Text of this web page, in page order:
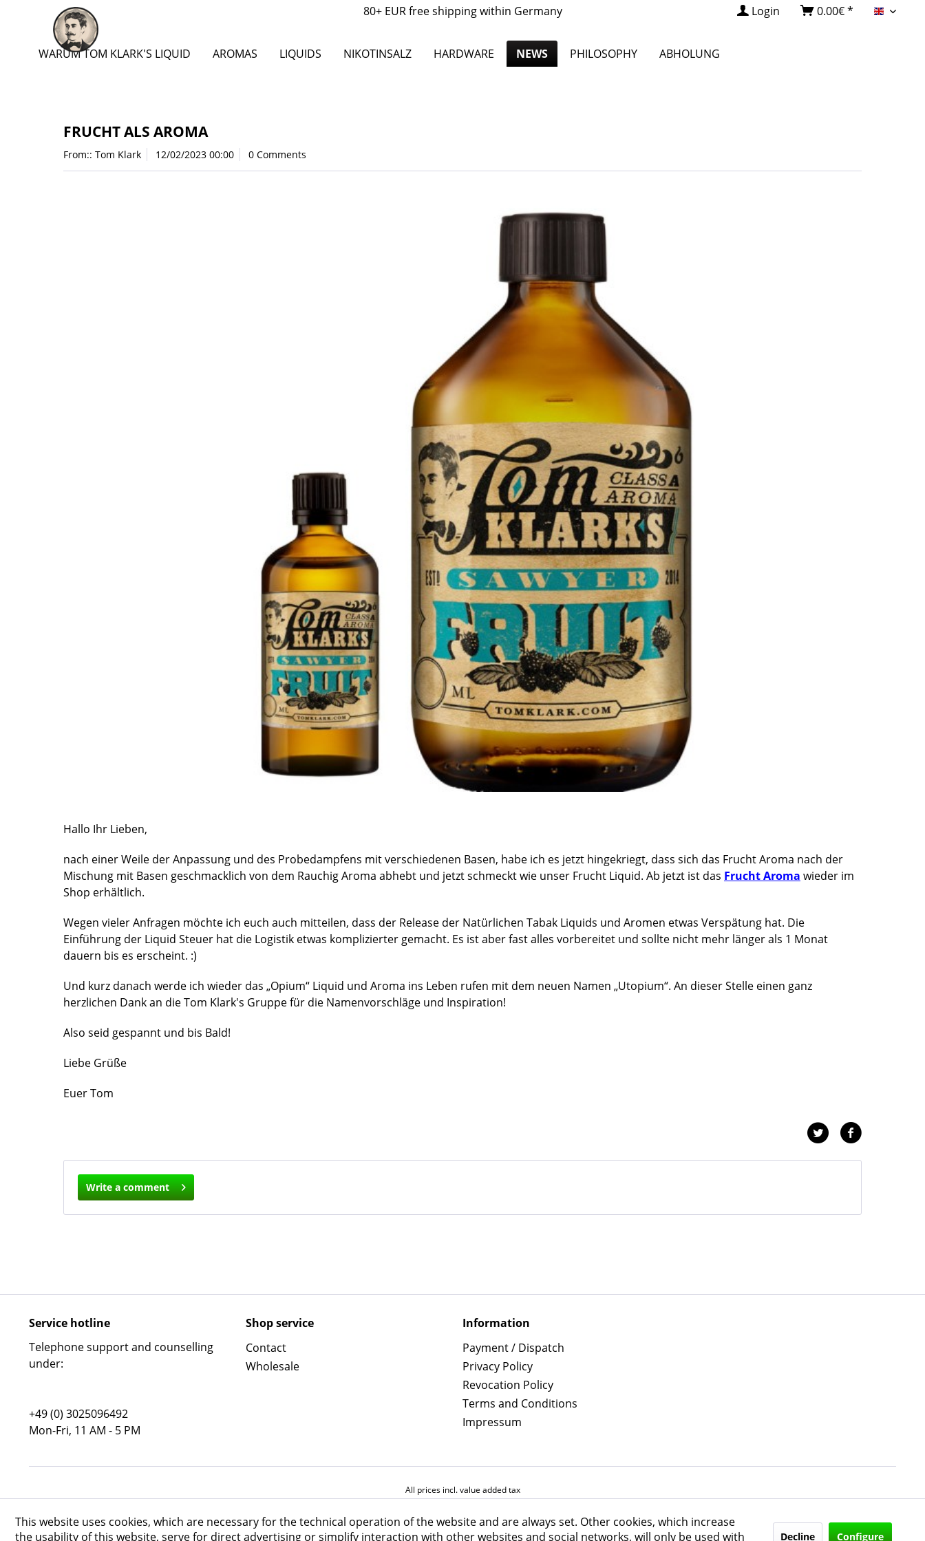
80+ EUR free shipping within Germany Login 0.00€ * English
WARUM TOM KLARK'S LIQUID AROMAS LIQUIDS NIKOTINSALZ HARDWARE NEWS PHILOSOPHY ABHOLUNG
FRUCHT ALS AROMA
From:: Tom Klark 12/02/2023 00:00 0 Comments
Hallo Ihr Lieben,
nach einer Weile der Anpassung und des Probedampfens mit verschiedenen Basen, habe ich es jetzt hingekriegt, dass sich das Frucht Aroma nach der
Mischung mit Basen geschmacklich von dem Rauchig Aroma abhebt und jetzt schmeckt wie unser Frucht Liquid. Ab jetzt ist das Frucht Aroma wieder im
Shop erhältlich.
Wegen vieler Anfragen möchte ich euch auch mitteilen, dass der Release der Natürlichen Tabak Liquids und Aromen etwas Verspätung hat. Die
Einführung der Liquid Steuer hat die Logistik etwas komplizierter gemacht. Es ist aber fast alles vorbereitet und sollte nicht mehr länger als 1 Monat
dauern bis es erscheint. :)
Und kurz danach werde ich wieder das „Opium“ Liquid und Aroma ins Leben rufen mit dem neuen Namen „Utopium“. An dieser Stelle einen ganz
herzlichen Dank an die Tom Klark's Gruppe für die Namenvorschläge und Inspiration!
Also seid gespannt und bis Bald!
Liebe Grüße
Euer Tom
Write a comment
Service hotline
Telephone support and counselling
under:
+49 (0) 3025096492
Mon-Fri, 11 AM - 5 PM
Shop service
Contact
Wholesale
Information
Payment / Dispatch
Privacy Policy
Revocation Policy
Terms and Conditions
Impressum
All prices incl. value added tax
This website uses cookies, which are necessary for the technical operation of the website and are always set. Other cookies, which increase
the usability of this website, serve for direct advertising or simplify interaction with other websites and social networks, will only be used with
Decline Configure